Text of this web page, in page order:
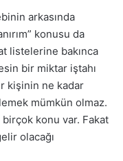
arkasında
konusu da
listelerine bakınca
bir miktar iştahı
kişinin ne kadar
mümkün olmaz.
konu var. Fakat
olacağı